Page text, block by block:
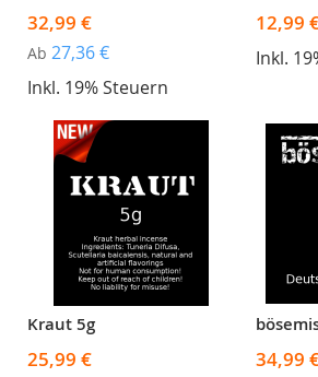
32,99 €
Ab 27,36 €
Inkl. 19% Steuern
12,99
Inkl.
Kraut 5g
25,99 € 34,99